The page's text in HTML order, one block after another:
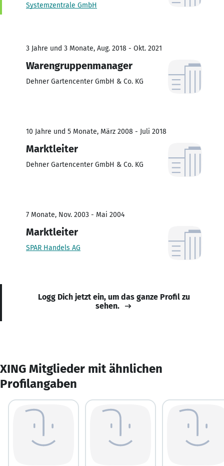
Systemzentrale GmbH
3 Jahre und 3 Monate, Aug. 2018 - Okt. 2021
Warengruppenmanager
Dehner Gartencenter GmbH & Co. KG
10 Jahre und 5 Monate, März 2008 - Juli 2018
Marktleiter
Dehner Gartencenter GmbH & Co. KG
7 Monate, Nov. 2003 - Mai 2004
Marktleiter
SPAR Handels AG
Logg Dich jetzt ein, um das ganze Profil zu
sehen.
XING Mitglieder mit ähnlichen
Profilangaben